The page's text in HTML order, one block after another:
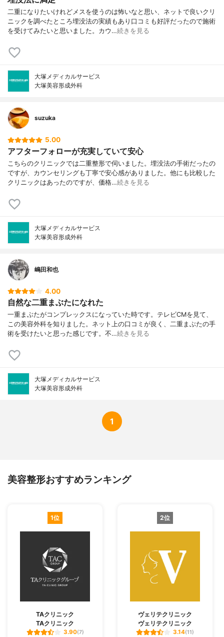
二重になりたいけれどメスを使うのは怖いなと思い、ネットで良いクリ
ニックを調べたところ埋没法の実績もあり口コミも好評だったので施術
を受けてみたいと思いました。カウ…続きを見る
大塚メディカルサービス
大塚美容形成外科
suzuka
5.00
アフターフォローが充実していて安心
こちらのクリニックでは二重整形で伺いました。埋没法の手術だったの
ですが、カウンセリングも丁寧で安心感がありました。他にも比較した
クリニックはあったのですが、価格…続きを見る
大塚メディカルサービス
大塚美容形成外科
嶋田和也
4.00
自然な二重まぶたになれた
一重まぶたがコンプレックスになっていた時です。テレビCMを見て、
この美容外科を知りました。ネット上の口コミが良く、二重まぶたの手
術を受けたいと思った感じです。不…続きを見る
大塚メディカルサービス
大塚美容形成外科
1
美容整形おすすめランキング
1位
TAクリニック
TAクリニック
3.90(7)
2位
ヴェリテクリニック
ヴェリテクリニック
3.14(11)